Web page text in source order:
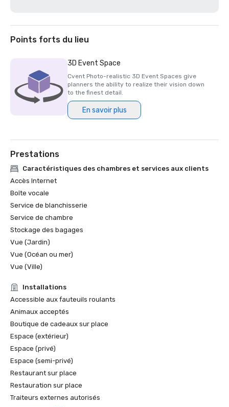
Points forts du lieu
3D Event Space
Cvent Photo-realistic 3D Event Spaces give
planners the ability to realize their vision down
to the finest detail.
En savoir plus
Prestations
Caractéristiques des chambres et services aux clients
Accès Internet
Boîte vocale
Service de blanchisserie
Service de chambre
Stockage des bagages
Vue (Jardin)
Vue (Océan ou mer)
Vue (Ville)
Installations
Accessible aux fauteuils roulants
Animaux acceptés
Boutique de cadeaux sur place
Espace (extérieur)
Espace (privé)
Espace (semi-privé)
Restaurant sur place
Restauration sur place
Traiteurs externes autorisés